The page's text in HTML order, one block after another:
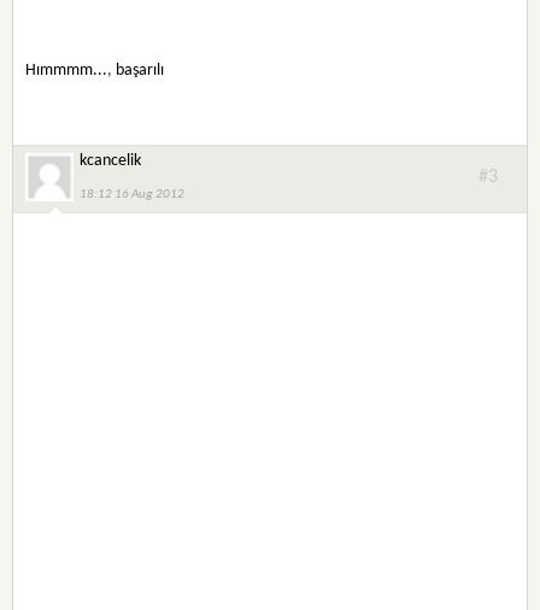
Hımmmm..., başarılı
kcancelik
18:12 16 Aug 2012
#3